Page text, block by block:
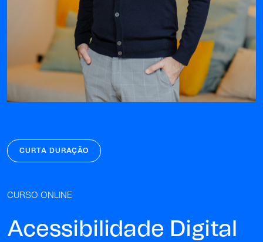
CURTA DURAÇÃO
CURSO ONLINE
Acessibilidade Digital